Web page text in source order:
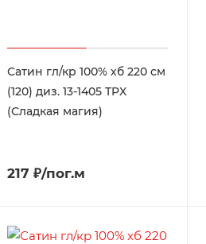
Сатин гл/кр 100% хб 220 см
(120) диз. 13-1405 TPX
(Сладкая магия)
217 ₽/пог.м